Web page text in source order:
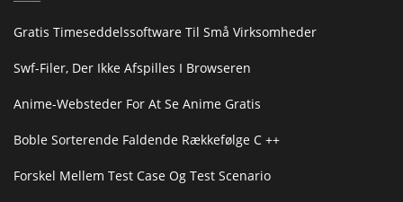
Gratis Timeseddelssoftware Til Små Virksomheder
Swf-Filer, Der Ikke Afspilles I Browseren
Anime-Websteder For At Se Anime Gratis
Boble Sorterende Faldende Rækkefølge C ++
Forskel Mellem Test Case Og Test Scenario